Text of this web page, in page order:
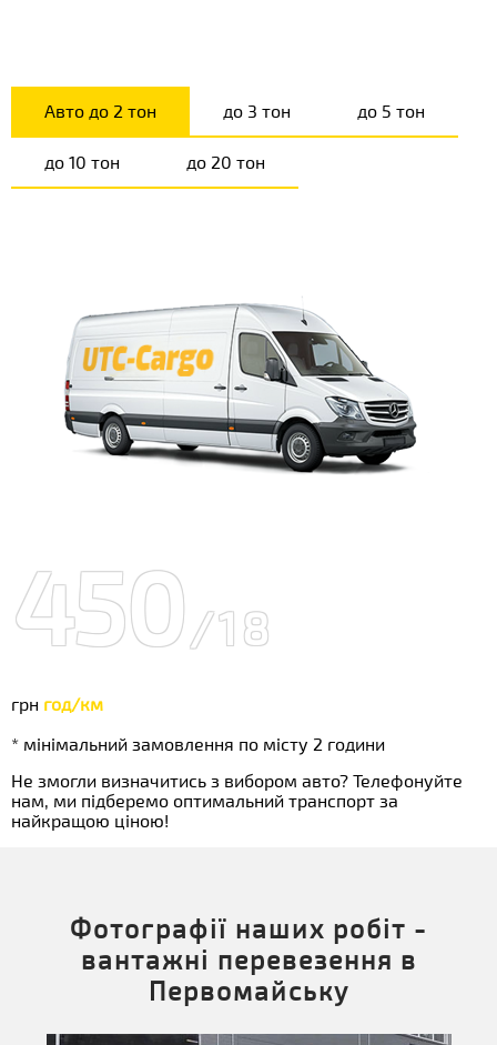
Авто до 2 тон до 3 тон до 5 тон
до 10 тон до 20 тон
450/18
грн год/км
* мінімальний замовлення по місту 2 години
Не змогли визначитись з вибором авто? Телефонуйте
нам, ми підберемо оптимальний транспорт за
найкращою ціною!
Фотографії наших робіт -
вантажні перевезення в
Первомайську